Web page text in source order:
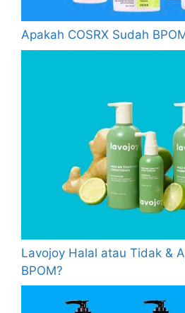
Apakah COSRX Sudah
Lavojoy Halal atau Tidak &
BPOM?